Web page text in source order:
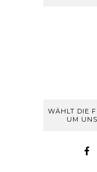
WÄHLT DIE
UM